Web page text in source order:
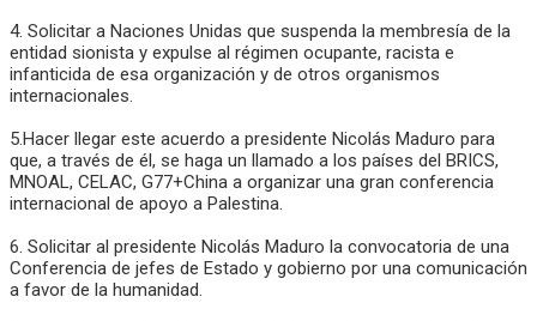
4. Solicitar a Naciones Unidas que suspenda la membresía de la
entidad sionista y expulse al régimen ocupante, racista e
infanticida de esa organización y de otros organismos
internacionales.
5.Hacer llegar este acuerdo a presidente Nicolás Maduro para
que, a través de él, se haga un llamado a los países del BRICS,
MNOAL, CELAC, G77+China a organizar una gran conferencia
internacional de apoyo a Palestina.
6. Solicitar al presidente Nicolás Maduro la convocatoria de una
Conferencia de jefes de Estado y gobierno por una comunicación
a favor de la humanidad.